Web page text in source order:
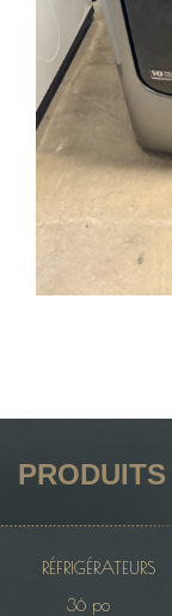
PRODUITS
RÉFRIGÉRATEURS
36 po